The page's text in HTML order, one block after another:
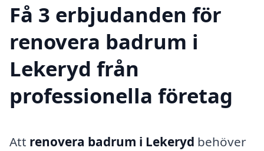
Få 3 erbjudanden för
renovera badrum i
Lekeryd från
professionella företag
Att renovera badrum i Lekeryd behöver